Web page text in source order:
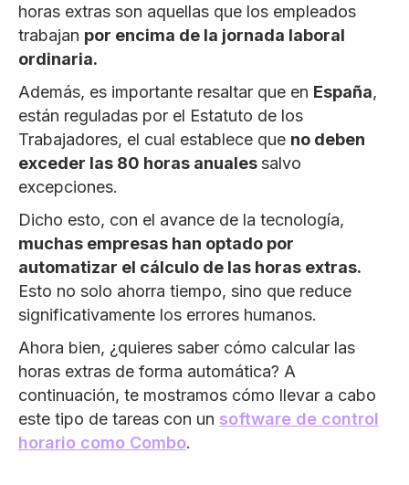
horas extras son aquellas que los empleados
trabajan por encima de la jornada laboral
ordinaria.
Además, es importante resaltar que en España,
están reguladas por el Estatuto de los
Trabajadores, el cual establece que no deben
exceder las 80 horas anualessalvo
excepciones.
Dicho esto, con el avance de la tecnología,
muchas empresas han optado por
automatizar el cálculo de las horas extras.
Esto no solo ahorra tiempo, sino que reduce
significativamente los errores humanos.
Ahora bien, ¿quieres saber cómo calcular las
horas extras de forma automática? A
continuación, te mostramos cómo llevar a cabo
este tipo de tareas con un software de control
horario como Combo.